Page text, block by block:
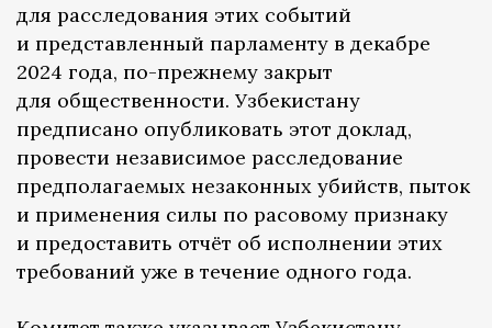
для расследования этих событий
и представленный парламенту в декабре
2024 года, по-прежнему закрыт
для общественности. Узбекистану
предписано опубликовать этот доклад,
провести независимое расследование
предполагаемых незаконных убийств, пыток
и применения силы по расовому признаку
и предоставить отчёт об исполнении этих
требований уже в течение одного года.